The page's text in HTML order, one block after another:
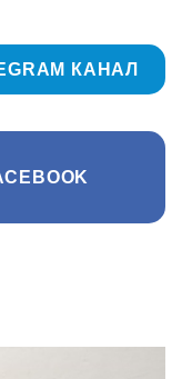
КАНАЛ